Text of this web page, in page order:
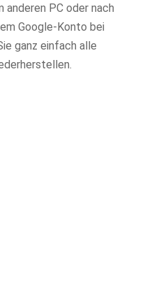
anderen PC oder nach
Google-Konto bei
ganz einfach alle